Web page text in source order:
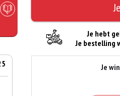
Je hebt
Je bestelling
Je